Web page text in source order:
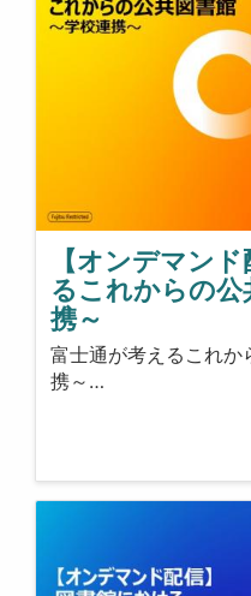
【オンデマン
るこれからの公
携～
富士通が考えるこれ
携～…